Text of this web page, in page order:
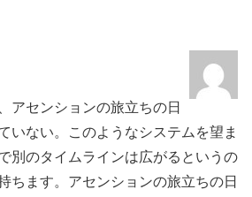
アセンションの旅立ちの日
いない。このようなシステムを望ま
別のタイムラインは広がるというの
ちます。アセンションの旅立ちの日